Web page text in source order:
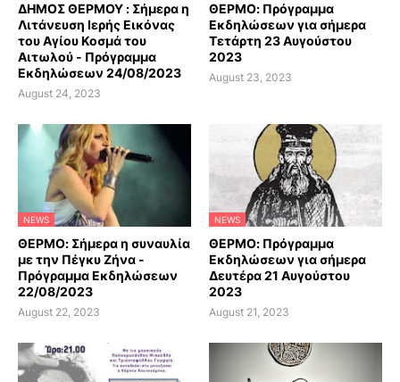
ΔΗΜΟΣ ΘΕΡΜΟΥ : Σήμερα η
Λιτάνευση Ιερής Εικόνας
του Αγίου Κοσμά του
Αιτωλού - Πρόγραμμα
Εκδηλώσεων 24/08/2023
August 24, 2023
ΘΕΡΜΟ: Πρόγραμμα
Εκδηλώσεων για σήμερα
Τετάρτη 23 Αυγούστου
2023
August 23, 2023
NEWS
ΘΕΡΜΟ: Σήμερα η συναυλία
με την Πέγκυ Ζήνα -
Πρόγραμμα Εκδηλώσεων
22/08/2023
August 22, 2023
NEWS
ΘΕΡΜΟ: Πρόγραμμα
Εκδηλώσεων για σήμερα
Δευτέρα 21 Αυγούστου
2023
August 21, 2023